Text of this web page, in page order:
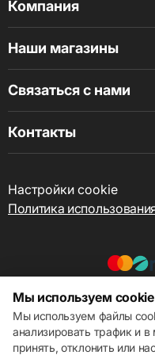
Подключения
Высоковольтный
Компания
Наши магазины
Связаться с нами
Контакты
Настройки cookie
Политика
©
Мы используем cookie
Мы используем файлы
анализировать трафик и
принять, отклонить или